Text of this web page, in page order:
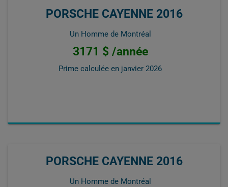
PORSCHE CAYENNE 2016
Un Homme de Montréal
3171 $ /année
Prime calculée en janvier 2026
PORSCHE CAYENNE 2016
Un Homme de Montréal